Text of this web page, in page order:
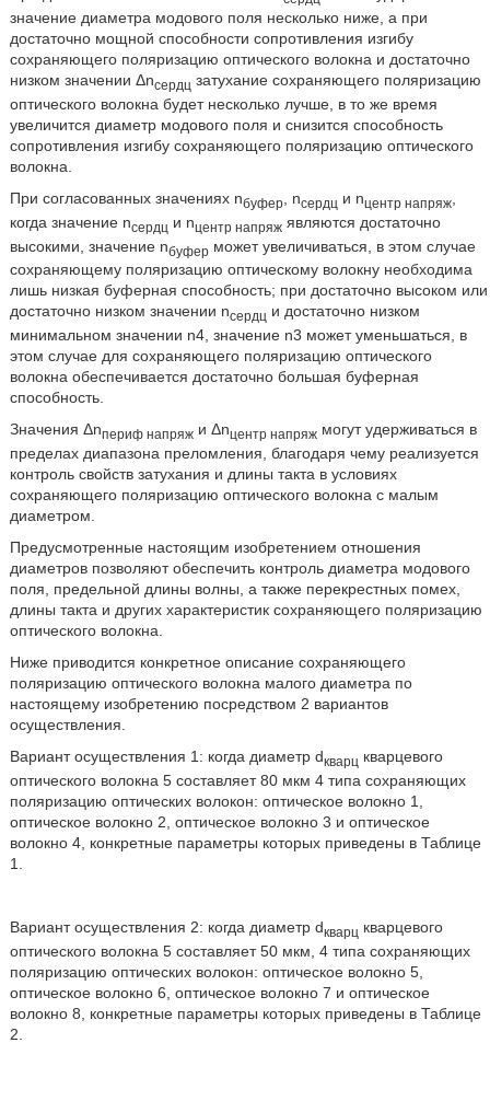
значение диаметра модового поля несколько ниже, а при
достаточно мощной способности сопротивления изгибу
сохраняющего поляризацию оптического волокна и достаточно
низком значении Δnсердц затухание сохраняющего поляризацию
оптического волокна будет несколько лучше, в то же время
увеличится диаметр модового поля и снизится способность
сопротивления изгибу сохраняющего поляризацию оптического
волокна.
При согласованных значениях nбуфер , nсердц и nцентр напряж,
когда значение nсердц и nцентр напряжявляются достаточно
высокими, значение nбуфер может увеличиваться, в этом случае
сохраняющему поляризацию оптическому волокну необходима
лишь низкая буферная способность; при достаточно высоком или
достаточно низком значении nсердц и достаточно низком
минимальном значении n4, значение n3 может уменьшаться, в
этом случае для сохраняющего поляризацию оптического
волокна обеспечивается достаточно большая буферная
способность.
Значения Δnпериф напряжи Δnцентр напряжмогут удерживаться в
пределах диапазона преломления, благодаря чему реализуется
контроль свойств затухания и длины такта в условиях
сохраняющего поляризацию оптического волокна с малым
диаметром.
Предусмотренные настоящим изобретением отношения
диаметров позволяют обеспечить контроль диаметра модового
поля, предельной длины волны, а также перекрестных помех,
длины такта и других характеристик сохраняющего поляризацию
оптического волокна.
Ниже приводится конкретное описание сохраняющего
поляризацию оптического волокна малого диаметра по
настоящему изобретению посредством 2 вариантов
осуществления.
Вариант осуществления 1: когда диаметр dкварц кварцевого
оптического волокна 5 составляет 80 мкм 4 типа сохраняющих
поляризацию оптических волокон: оптическое волокно 1,
оптическое волокно 2, оптическое волокно 3 и оптическое
волокно 4, конкретные параметры которых приведены в Таблице
1.
Вариант осуществления 2: когда диаметр dкварц кварцевого
оптического волокна 5 составляет 50 мкм, 4 типа сохраняющих
поляризацию оптических волокон: оптическое волокно 5,
оптическое волокно 6, оптическое волокно 7 и оптическое
волокно 8, конкретные параметры которых приведены в Таблице
2.